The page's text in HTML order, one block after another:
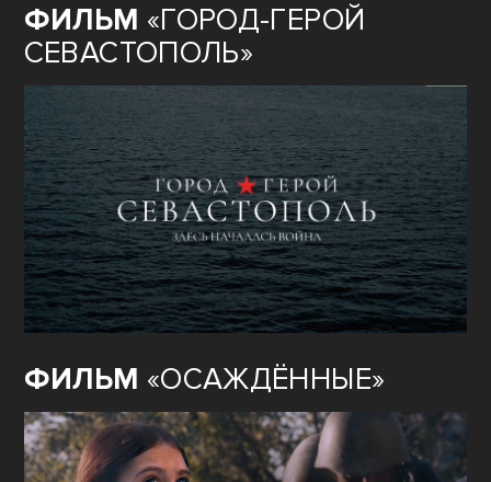
ФИЛЬМ «ГОРОД-ГЕРОЙ
СЕВАСТОПОЛЬ»
ФИЛЬМ «ОСАЖДЁННЫЕ»